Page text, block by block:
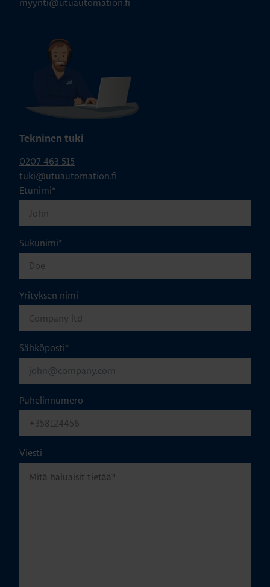
myynti@utuautomation.fi
Tekninen tuki
0207 463 515
tuki@utuautomation.fi
Etunimi*
Sukunimi*
Yrityksen nimi
Sähköposti*
Puhelinnumero
Viesti